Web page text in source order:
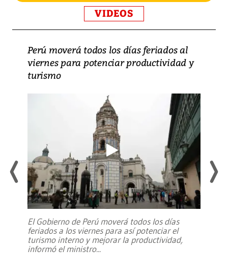
VIDEOS
Perú moverá todos los días feriados al
viernes para potenciar productividad y
turismo
El Gobierno de Perú moverá todos los días
feriados a los viernes para así potenciar el
turismo interno y mejorar la productividad,
informó el ministro...